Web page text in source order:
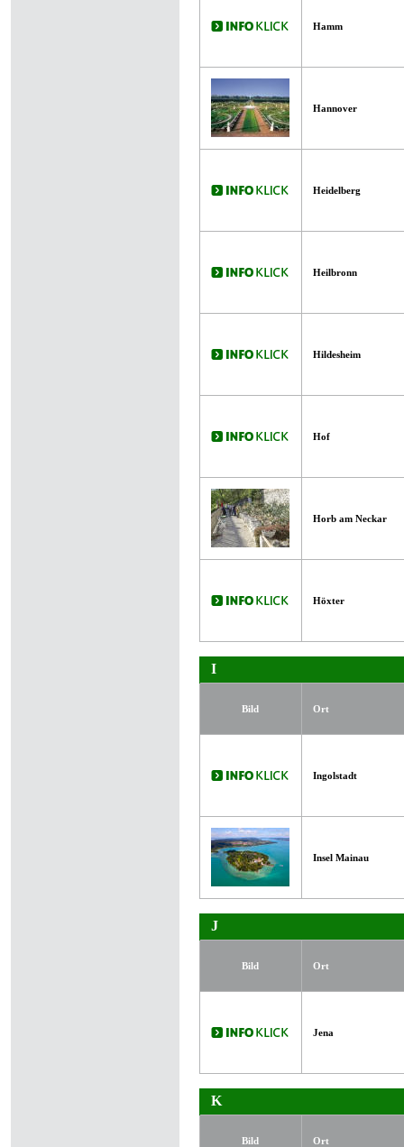
Hamm
Hannover
Heidelberg
Heilbronn
Hildesheim
Hof
Horb am Neckar
Höxter
I
Bild Ort
Ingolstadt
Insel Mainau
J
Bild Ort
Jena
K
Bild Ort